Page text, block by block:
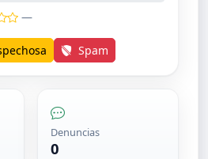
—
Spam
Denuncias
0